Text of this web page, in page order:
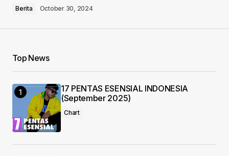
Your Name
Your E-mail *
Save my name, email, and website in this
browser for the next time I comment.
Berita October 30, 2024
Top News
17 PENTAS ESENSIAL INDONESIA
(September 2025)
Chart